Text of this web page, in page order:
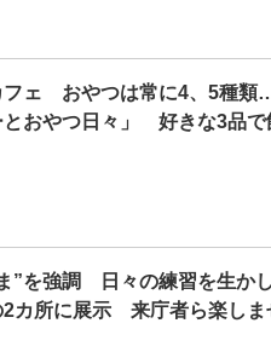
フェ おやつは常に4、5種類
おやつ日々」 好きな3品で
”を強調 日々の練習を生か
2カ所に展示 来庁者ら楽し